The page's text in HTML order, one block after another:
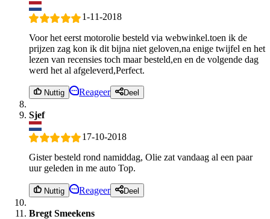
1-11-2018
Voor het eerst motorolie besteld via webwinkel.toen ik de
prijzen zag kon ik dit bijna niet geloven,na enige twijfel en het
lezen van recensies toch maar besteld,en en de volgende dag
werd het al afgeleverd,Perfect.
Nuttig Reageer Deel
Sjef
17-10-2018
Gister besteld rond namiddag, Olie zat vandaag al een paar
uur geleden in me auto Top.
Nuttig Reageer Deel
Bregt Smeekens